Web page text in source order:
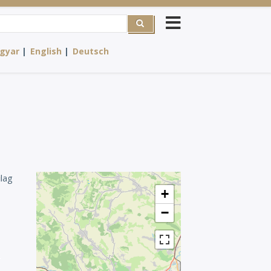
English Deutsch
+
−